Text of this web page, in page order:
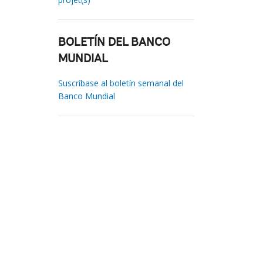
BOLETÍN DEL BANCO
MUNDIAL
Suscríbase al boletín semanal del
Banco Mundial